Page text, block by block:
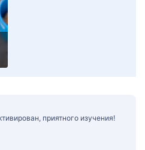
приятного изучения!